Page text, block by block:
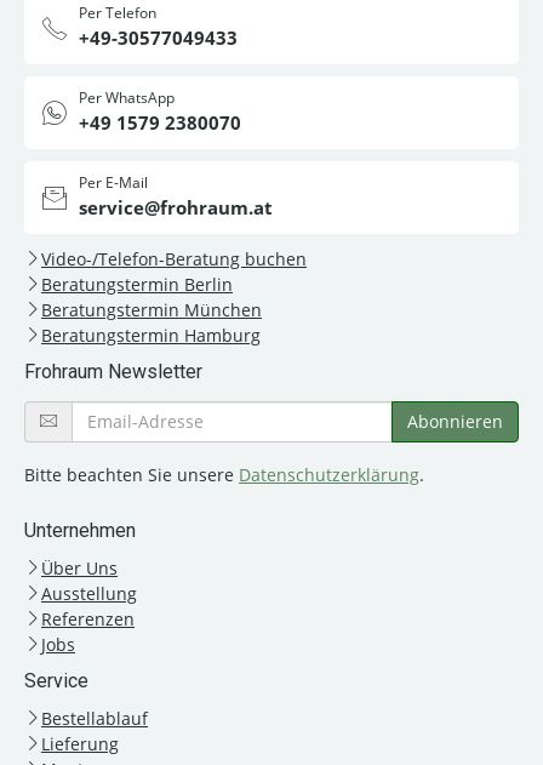
Per Telefon
+49-30577049433
Per WhatsApp
+49 1579 2380070
Per E-Mail
service@frohraum.at
Video-/Telefon-Beratung buchen
Beratungstermin Berlin
Beratungstermin München
Beratungstermin Hamburg
Frohraum Newsletter
Bitte beachten Sie unsere Datenschutzerklärung.
Unternehmen
Über Uns
Ausstellung
Referenzen
Jobs
Service
Bestellablauf
Lieferung